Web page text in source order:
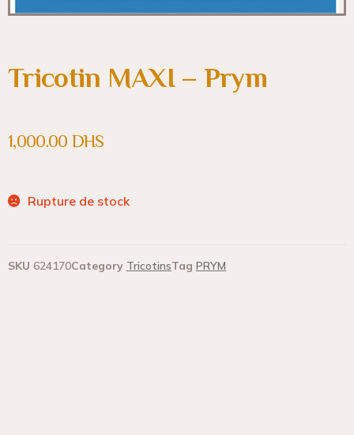
Tricotin MAXI – Prym
1,000.00 DHS
Rupture de stock
SKU 624170Category TricotinsTag PRYM